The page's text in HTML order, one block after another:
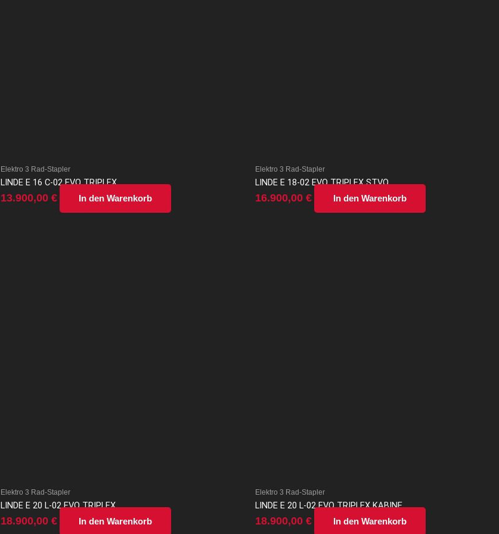
Elektro 3 Rad-Stapler
LINDE E 16 C-02 EVO TRIPLEX
13.900,00 € In den Warenkorb
Elektro 3 Rad-Stapler
LINDE E 18-02 EVO TRIPLEX STVO
16.900,00 € In den Warenkorb
Elektro 3 Rad-Stapler
LINDE E 20 L-02 EVO TRIPLEX
18.900,00 € In den Warenkorb
Elektro 3 Rad-Stapler
LINDE E 20 L-02 EVO TRIPLEX KABINE
18.900,00 € In den Warenkorb